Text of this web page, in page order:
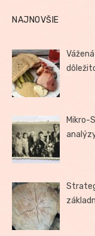
NAJNOVŠIE
Mikro-